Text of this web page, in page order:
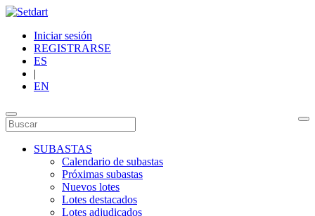
Iniciar sesión
REGISTRARSE
ES
|
EN
SUBASTAS
Calendario de subastas
Próximas subastas
Nuevos lotes
Lotes destacados
Lotes adjudicados